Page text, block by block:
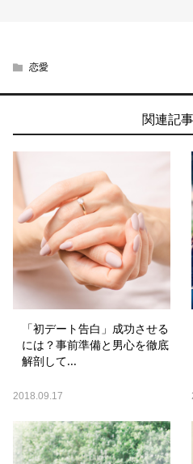
恋愛
関連記
「初デート告白」成功させる
には？事前準備と男心を徹底
解剖して...
2018.09.17